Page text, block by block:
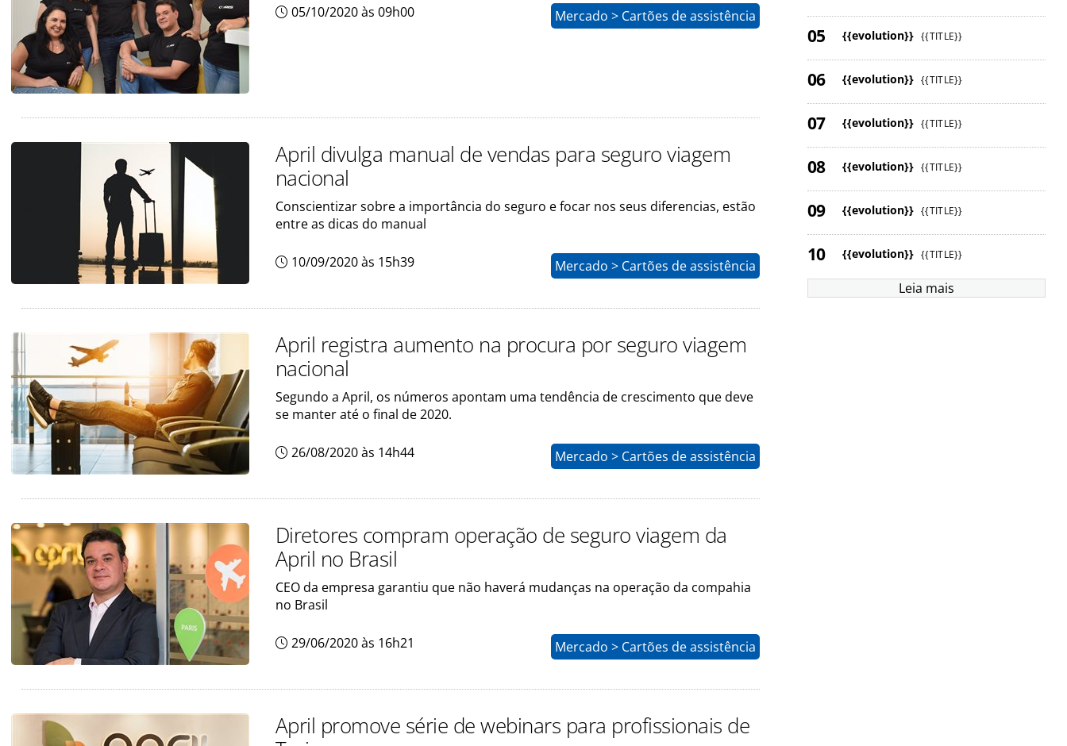
05/10/2020 às 09h00 Mercado > Cartões de assistência
April divulga manual de vendas para seguro viagem
nacional
Conscientizar sobre a importância do seguro e focar nos seus diferencias, estão
entre as dicas do manual
10/09/2020 às 15h39 Mercado > Cartões de assistência
April registra aumento na procura por seguro viagem
nacional
Segundo a April, os números apontam uma tendência de crescimento que deve
se manter até o final de 2020.
26/08/2020 às 14h44 Mercado > Cartões de assistência
Diretores compram operação de seguro viagem da
April no Brasil
CEO da empresa garantiu que não haverá mudanças na operação da compahia
no Brasil
29/06/2020 às 16h21 Mercado > Cartões de assistência
April promove série de webinars para profissionais de
{{evolution}} {{TITLE}}
{{evolution}} {{TITLE}}
{{evolution}} {{TITLE}}
{{evolution}} {{TITLE}}
{{evolution}} {{TITLE}}
{{evolution}} {{TITLE}}
Leia mais